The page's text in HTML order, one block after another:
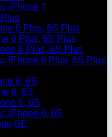
iPhone 7
6 Plus, 6S Plus
6 Plus, 6S Plus
6 Plus, 6S Plus
iPhone 6 Plus, 6S Plus
6, 6S
6, 6S
6, 6S
iPhone 6, 6S
SE